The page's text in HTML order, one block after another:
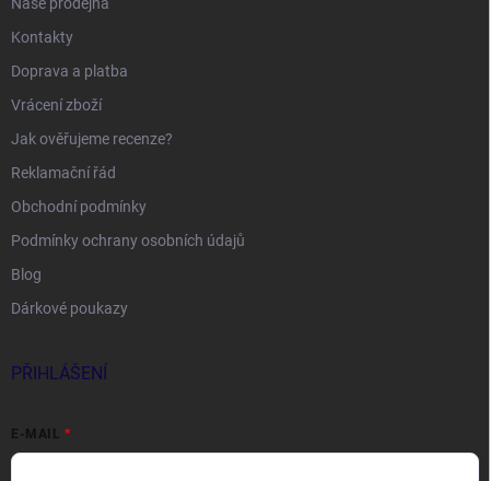
Naše prodejna
Kontakty
Doprava a platba
Vrácení zboží
Jak ověřujeme recenze?
Reklamační řád
Obchodní podmínky
Podmínky ochrany osobních údajů
Blog
Dárkové poukazy
PŘIHLÁŠENÍ
E-MAIL